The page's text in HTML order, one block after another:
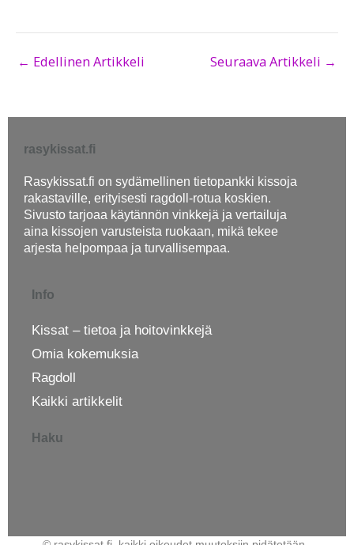
← Edellinen Artikkeli Seuraava Artikkeli →
rasykissat.fi
Rasykissat.fi on sydämellinen tietopankki kissoja
rakastaville, erityisesti ragdoll-rotua koskien.
Sivusto tarjoaa käytännön vinkkejä ja vertailuja
aina kissojen varusteista ruokaan, mikä tekee
arjesta helpompaa ja turvallisempaa.
Info
Kissat – tietoa ja hoitovinkkejä
Omia kokemuksia
Ragdoll
Kaikki artikkelit
Haku